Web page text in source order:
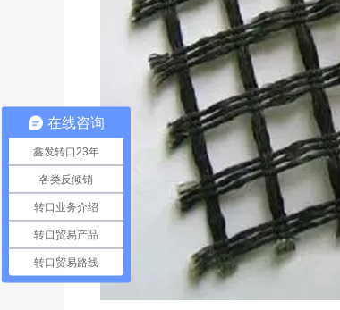
在线咨询
鑫发转口23年
各类反倾销
转口业务介绍
转口贸易产品
转口贸易路线